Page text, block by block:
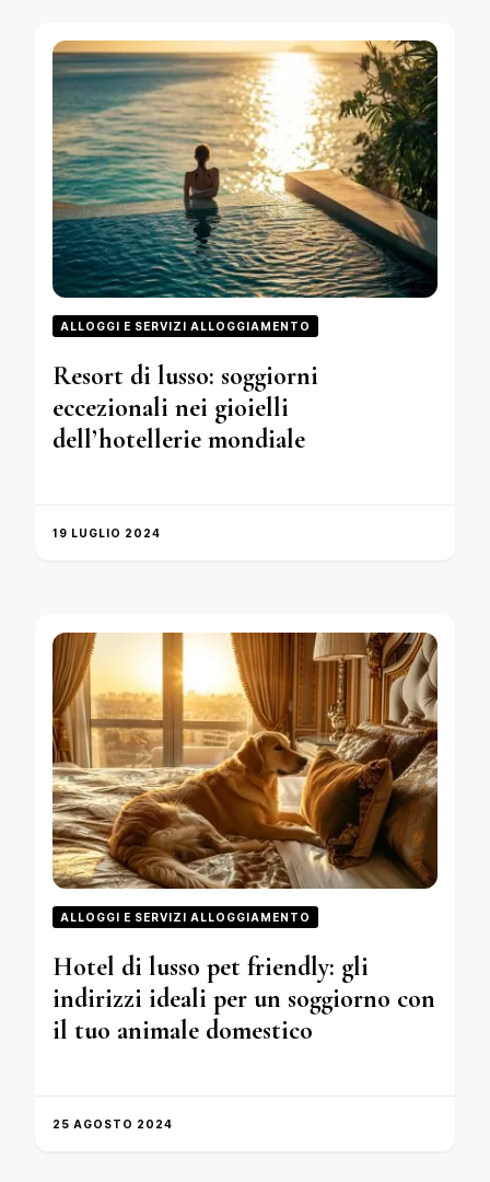
ALLOGGI E SERVIZI ALLOGGIAMENTO
Resort di lusso: soggiorni
eccezionali nei gioielli
dell’hotellerie mondiale
19 LUGLIO 2024
ALLOGGI E SERVIZI ALLOGGIAMENTO
Hotel di lusso pet friendly: gli
indirizzi ideali per un soggiorno con
il tuo animale domestico
25 AGOSTO 2024